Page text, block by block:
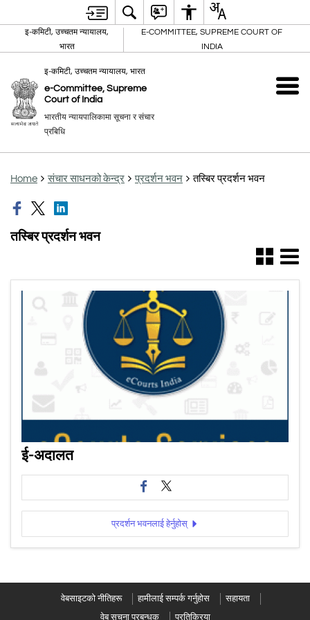
इ-कमिटी, उच्चतम न्यायालय,
भारत
E-COMMITTEE, SUPREME COURT OF
INDIA
इ-कमिटी, उच्चतम न्यायालय, भारत
e-Committee, Supreme
Court of India
भारतीय न्यायपालिकामा सूचना र संचार
प्रबिधि
Home संचार साधनको केन्द्र प्रदर्शन भवन तस्बिर प्रदर्शन भवन
तस्बिर प्रदर्शन भवन
ई-अदालत
प्रदर्शन भवनलाई हेर्नुहोस्
वेबसाइटको नीतिहरू हामीलाई सम्पर्क गर्नुहोस
सहायता
वेब सूचना प्रबन्धक
प्रतिक्रिया